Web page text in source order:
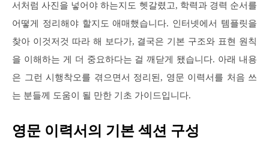
서처럼 사진을 넣어야 하는지도 헷갈렸고, 학력과 경력 순서를
어떻게 정리해야 할지도 애매했습니다. 인터넷에서 템플릿을
찾아 이것저것 따라 해 보다가, 결국은 기본 구조와 표현 원칙
을 이해하는 게 더 중요하다는 걸 깨닫게 됐습니다. 아래 내용
은 그런 시행착오를 겪으면서 정리된, 영문 이력서를 처음 쓰
는 분들께 도움이 될 만한 기초 가이드입니다.
영문 이력서의 기본 섹션 구성